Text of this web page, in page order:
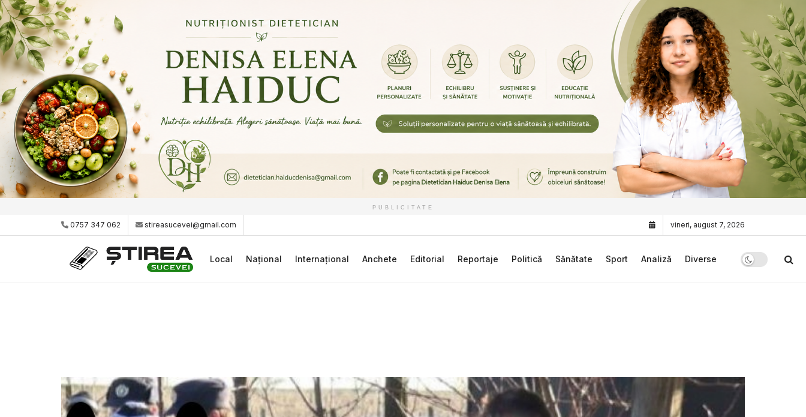
PUBLICITATE
0757 347 062 stireasucevei@gmail.com vineri, august 7, 2026
Local Național Internațional Anchete Editorial Reportaje Politică Sănătate Sport Analiză Diverse